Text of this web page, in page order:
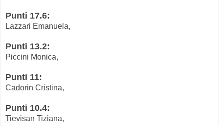
Punti 17.6:
Lazzari Emanuela,
Punti 13.2:
Piccini Monica,
Punti 11:
Cadorin Cristina,
Punti 10.4:
Tievisan Tiziana,